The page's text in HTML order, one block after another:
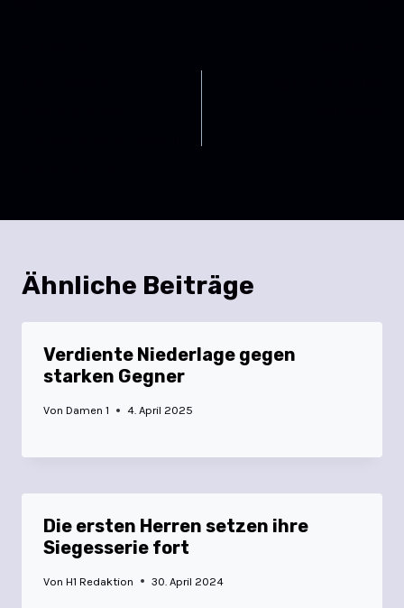
Ähnliche Beiträge
Verdiente Niederlage gegen
starken Gegner
Von Damen 1 4. April 2025
Die ersten Herren setzen ihre
Siegesserie fort
Von H1 Redaktion 30. April 2024